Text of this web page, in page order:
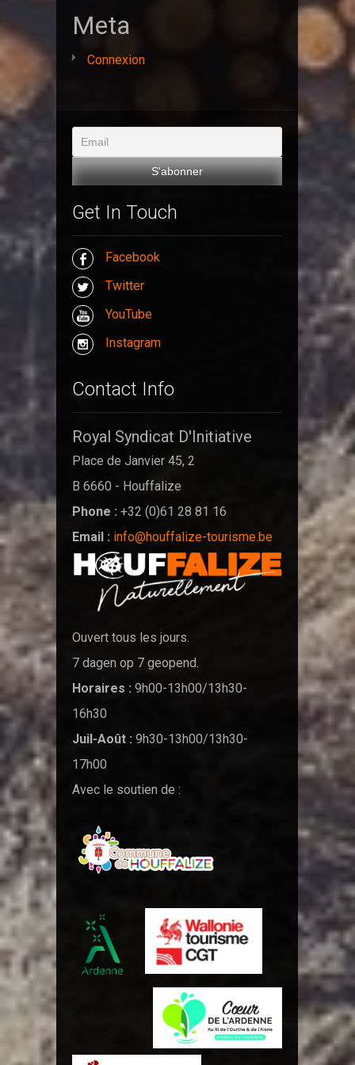
Meta
Connexion
Get In Touch
Facebook
Twitter
YouTube
Instagram
Contact Info
Royal Syndicat D'Initiative
Place de Janvier 45, 2
B 6660 - Houffalize
Phone : +32 (0)61 28 81 16
Email : info@houffalize-tourisme.be
Ouvert tous les jours.
7 dagen op 7 geopend.
Horaires : 9h00-13h00/13h30-
16h30
Juil-Août : 9h30-13h00/13h30-
17h00
Avec le soutien de :